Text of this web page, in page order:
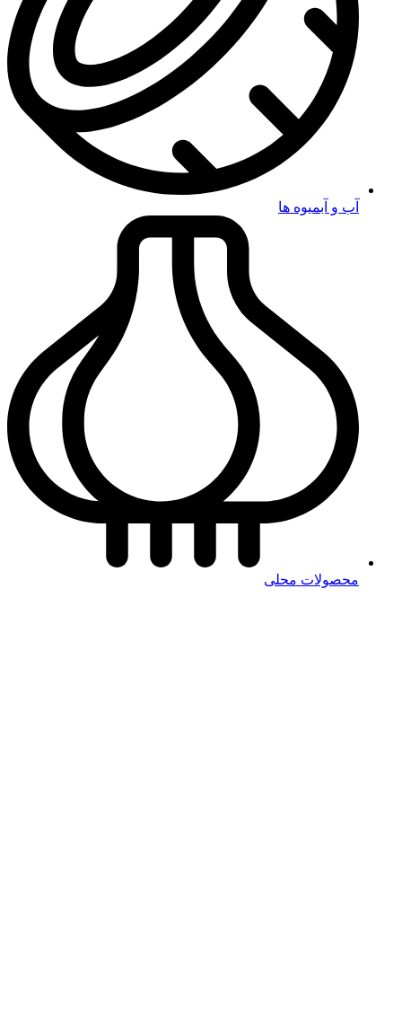
آب و آبمیوه ها
محصولات محلی